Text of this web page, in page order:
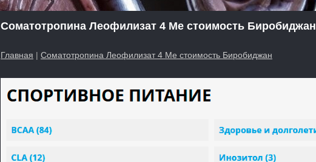
Соматотропина Леофилизат 4 Ме стоимость Биробиджан
Главная | Соматотропина Леофилизат 4 Ме стоимость Биробиджан